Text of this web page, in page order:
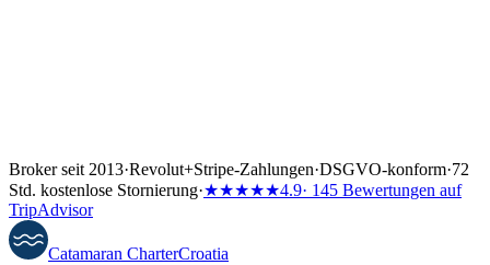
Broker seit 2013·Revolut+Stripe-Zahlungen·DSGVO-konform·72
Std. kostenlose Stornierung·★★★★★4.9· 145 Bewertungen auf
TripAdvisor
Catamaran CharterCroatia